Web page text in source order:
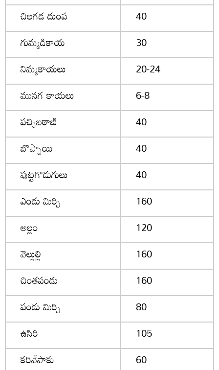
చిలగడ దుంప
40
గుమ్మడికాయ
30
నిమ్మకాయలు
20-24
మునగ కాయలు
6-8
పచ్చిబఠాణి
40
బొప్పాయి
40
పుట్టగొడుగులు
40
ఎండు మిర్చి
160
అల్లం
120
వెల్లుల్లి
160
చింతపండు
160
పండు మిర్చి
80
ఉసిరి
105
కరివేపాకు
60